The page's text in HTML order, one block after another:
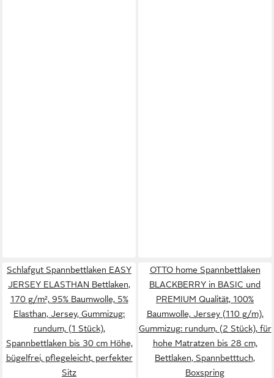
Schlafgut Spannbettlaken EASY
JERSEY ELASTHAN Bettlaken,
170 g/m², 95% Baumwolle, 5%
Elasthan, Jersey, Gummizug:
rundum, (1 Stück),
Spannbettlaken bis 30 cm Höhe,
bügelfrei, pflegeleicht, perfekter
Sitz
OTTO home Spannbettlaken
BLACKBERRY in BASIC und
PREMIUM Qualität, 100%
Baumwolle, Jersey (110 g/m),
Gummizug: rundum, (2 Stück), für
hohe Matratzen bis 28 cm,
Bettlaken, Spannbetttuch,
Boxspring